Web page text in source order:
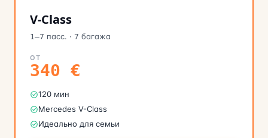
V-Class
1–7 пасс. · 7 багажа
ОТ
340 €
120 мин
Mercedes V-Class
Идеально для семьи